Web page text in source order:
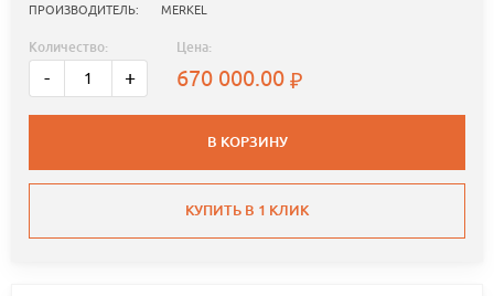
ПРОИЗВОДИТЕЛЬ: MERKEL
Количество:
- +
Цена:
670 000.00
В КОРЗИНУ
КУПИТЬ В 1 КЛИК